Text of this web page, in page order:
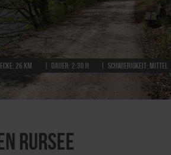
26 km Dauer: 2:30 h Schwierigkeit: mittel
Rursee